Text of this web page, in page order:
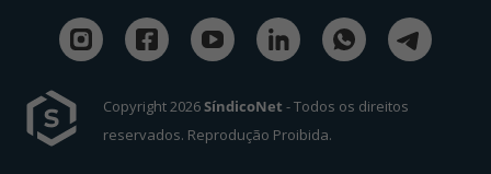
Copyright 2026SíndicoNet - Todos os direitos
reservados. Reprodução Proibida.